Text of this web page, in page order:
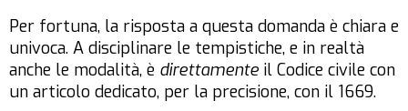
Per fortuna, la risposta a questa domanda è chiara e
univoca. A disciplinare le tempistiche, e in realtà
anche le modalità, è direttamente il Codice civile con
un articolo dedicato, per la precisione, con il 1669.